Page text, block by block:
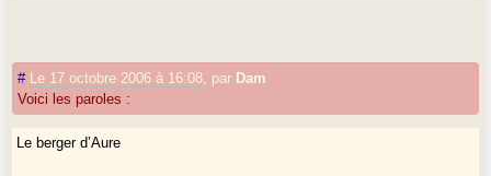
# Le 17 octobre 2006 à 16:08 par Dam
Voici les paroles :
Le berger d’Aure